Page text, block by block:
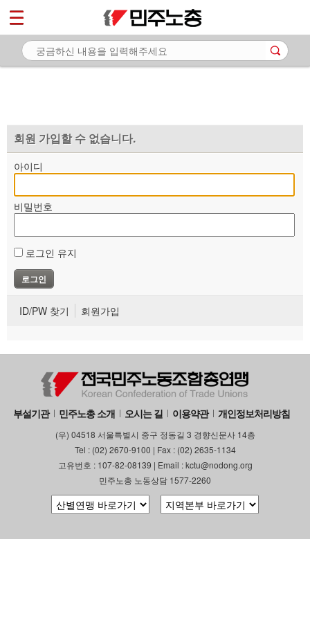
회원 가입할 수 없습니다.
아이디
비밀번호
로그인 유지
ID/PW 찾기 회원가입
부설기관 민주노총 소개 오시는 길 이용약관 개인정보처리방침
(우) 04518 서울특별시 중구 정동길 3 경향신문사 14층
Tel : (02) 2670-9100 | Fax : (02) 2635-1134
고유번호 : 107-82-08139 | Email : kctu@nodong.org
민주노총 노동상담 1577-2260
마이페이지
소개
자료
부설기관